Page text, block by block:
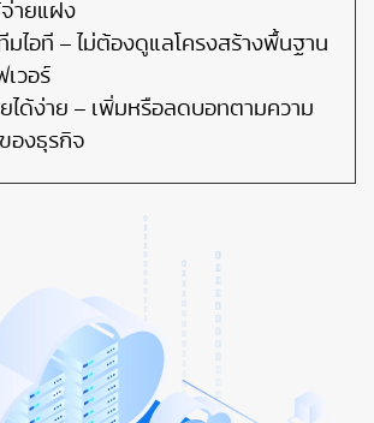
จ่ายแฝง
มไอที – ไม่ต้องดูแลโครงสร้างพื้นฐาน
เวอร์
ได้ง่าย – เพิ่มหรือลดบอทตามความ
องธุรกิจ